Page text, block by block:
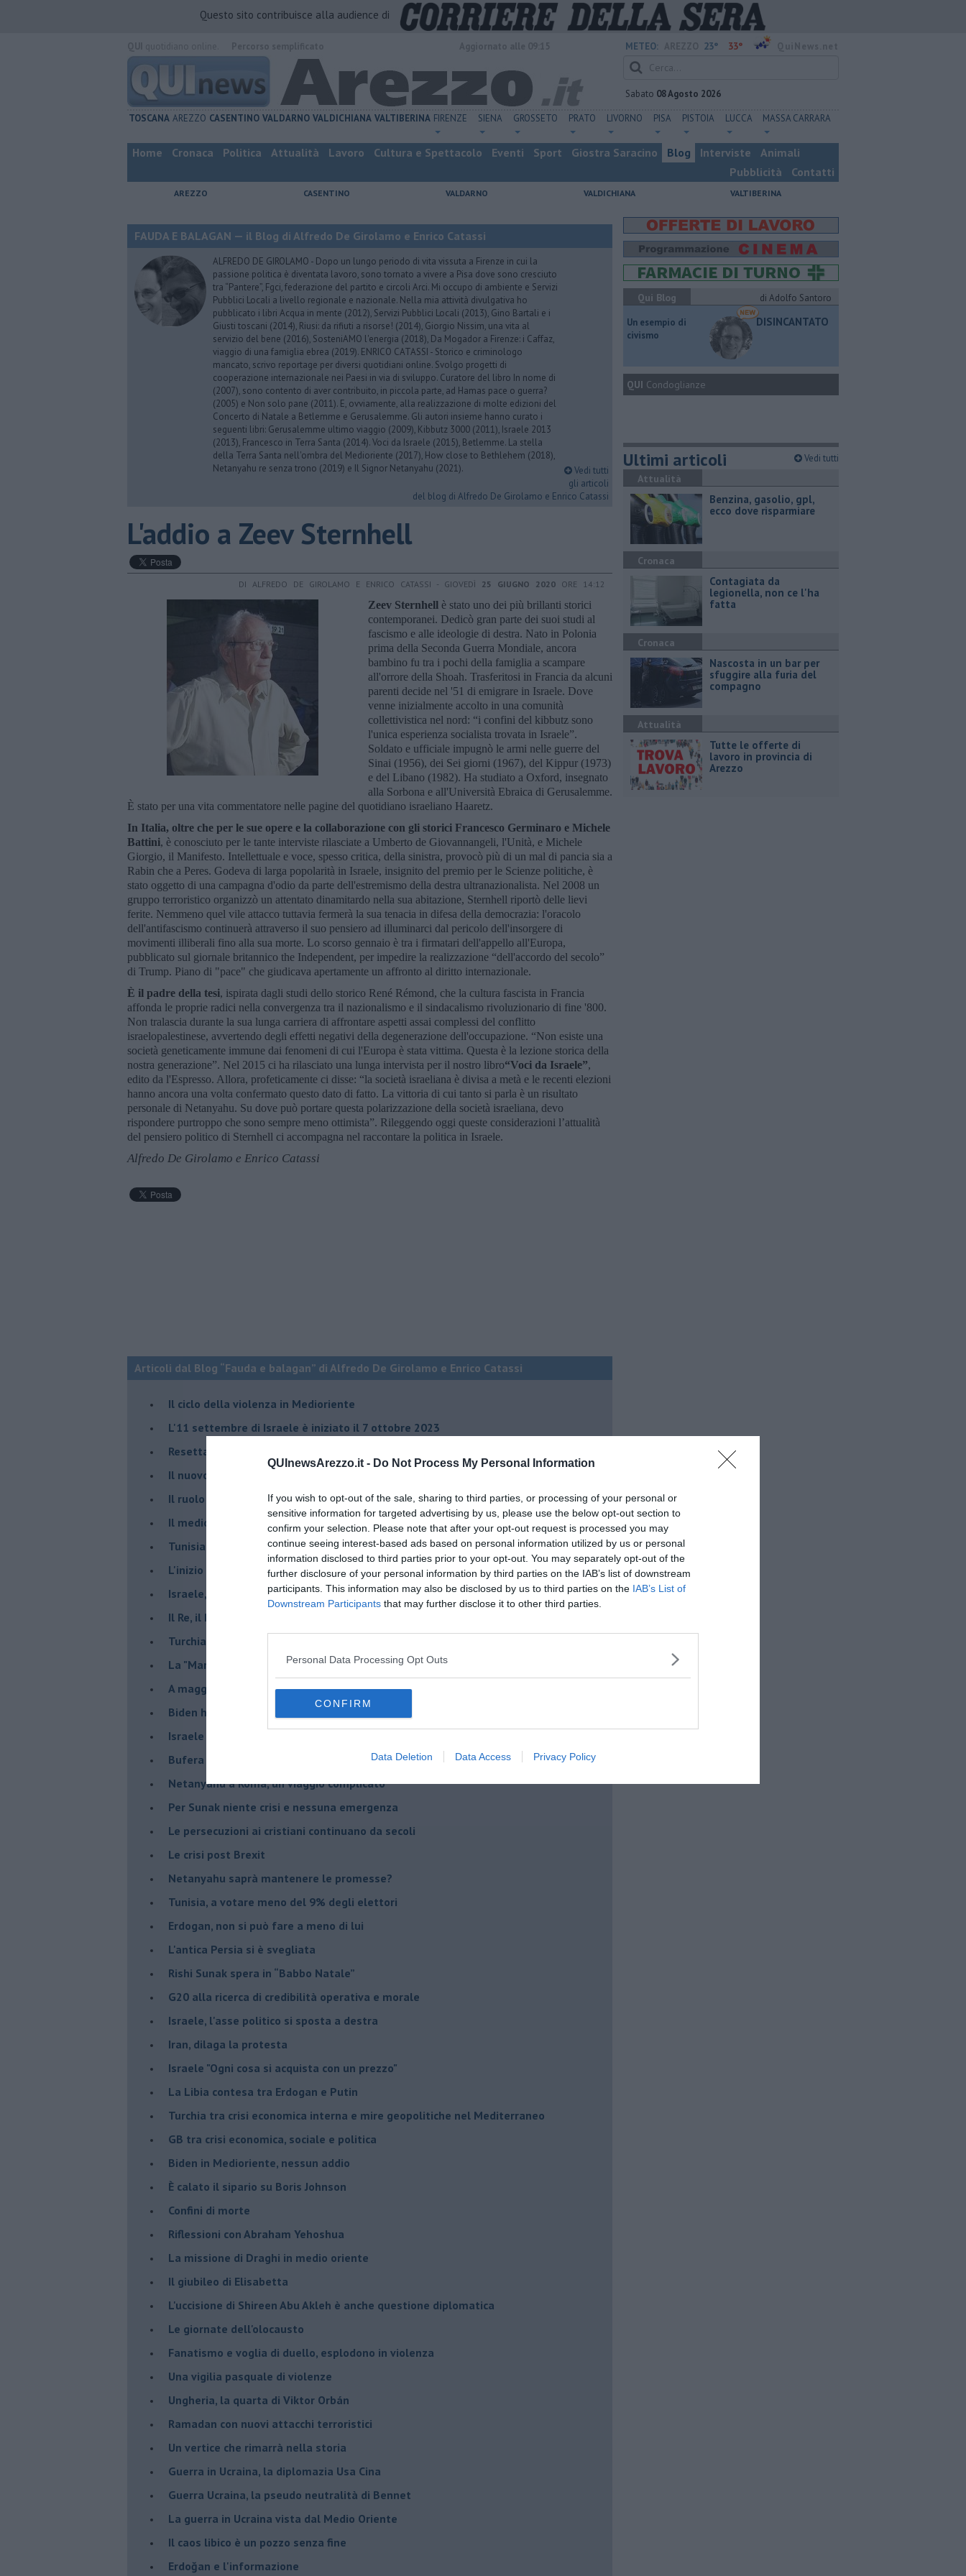
QUInewsArezzo.it - Do Not Process My Personal Information
If you wish to opt-out of the sale, sharing to third parties, or processing of your personal or
sensitive information for targeted advertising by us, please use the below opt-out section to
confirm your selection. Please note that after your opt-out request is processed you may
continue seeing interest-based ads based on personal information utilized by us or personal
information disclosed to third parties prior to your opt-out. You may separately opt-out of the
further disclosure of your personal information by third parties on the IAB’s list of downstream
participants. This information may also be disclosed by us to third parties on the IAB’s List of
Downstream Participants that may further disclose it to other third parties.
Personal Data Processing Opt Outs
CONFIRM
Data Deletion Data Access Privacy Policy
Questo sito contribuisce alla audience di
METEO: 23° 33°
Sabato 08 Agosto 2026
TOSCANA AREZZO CASENTINO VALDARNO VALDICHIANA VALTIBERINA FIRENZE SIENA GROSSETO PRATO LIVORNO PISA PISTOIA LUCCA MASSA CARRARA
Home Cronaca Politica Attualità Lavoro Cultura e Spettacolo Eventi Sport Giostra Saracino Blog Interviste
Animali
Pubblicità
Contatti
AREZZO CASENTINO VALDARNO VALDICHIANA VALTIBERINA
FAUDA E BALAGAN — il Blog di Alfredo De Girolamo e Enrico Catassi
ALFREDO DE GIROLAMO - Dopo un lungo periodo di vita vissuta a Firenze in cui la
passione politica è diventata lavoro, sono tornato a vivere a Pisa dove sono cresciuto
tra “Pantere”, Fgci, federazione del partito e circoli Arci. Mi occupo di ambiente e Servizi
Pubblici Locali a livello regionale e nazionale. Nella mia attività divulgativa ho
pubblicato i libri Acqua in mente (2012), Servizi Pubblici Locali (2013), Gino Bartali e i
Giusti toscani (2014), Riusi: da rifiuti a risorse! (2014), Giorgio Nissim, una vita al
servizio del bene (2016), SosteniAMO l'energia (2018), Da Mogador a Firenze: i Caffaz,
viaggio di una famiglia ebrea (2019). ENRICO CATASSI - Storico e criminologo
mancato, scrivo reportage per diversi quotidiani online. Svolgo progetti di
cooperazione internazionale nei Paesi in via di sviluppo. Curatore del libro In nome di
(2007), sono contento di aver contribuito, in piccola parte, ad Hamas pace o guerra?
(2005) e Non solo pane (2011). E, ovviamente, alla realizzazione di molte edizioni del
Concerto di Natale a Betlemme e Gerusalemme. Gli autori insieme hanno curato i
seguenti libri: Gerusalemme ultimo viaggio (2009), Kibbutz 3000 (2011), Israele 2013
(2013), Francesco in Terra Santa (2014). Voci da Israele (2015), Betlemme. La stella
della Terra Santa nell'ombra del Medioriente (2017), How close to Bethlehem (2018),
Netanyahu re senza trono (2019) e Il Signor Netanyahu (2021).
Vedi tutti
gli articoli
del blog di Alfredo De Girolamo e Enrico Catassi
L'addio a ​Zeev Sternhell
DI ALFREDO DE GIROLAMO E ENRICO CATASSI - GIOVEDÌ 25 GIUGNO 2020 ORE 14:12
Zeev Sternhell è stato uno dei più brillanti storici
contemporanei. Dedicò gran parte dei suoi studi al
fascismo e alle ideologie di destra. Nato in Polonia
prima della Seconda Guerra Mondiale, ancora
bambino fu tra i pochi della famiglia a scampare
all'orrore della Shoah. Trasferitosi in Francia da alcuni
parenti decide nel '51 di emigrare in Israele. Dove
venne inizialmente accolto in una comunità
collettivistica nel nord: “i confini del kibbutz sono
l'unica esperienza socialista trovata in Israele”.
Soldato e ufficiale impugnò le armi nelle guerre del
Sinai (1956), dei Sei giorni (1967), del Kippur (1973)
e del Libano (1982). Ha studiato a Oxford, insegnato
alla Sorbona e all'Università Ebraica di Gerusalemme.
È stato per una vita commentatore nelle pagine del quotidiano israeliano Haaretz.
In Italia, oltre che per le sue opere e la collaborazione con gli storici Francesco Germinaro e Michele
Battini, è conosciuto per le tante interviste rilasciate a Umberto de Giovannangeli, l'Unità, e Michele
Giorgio, il Manifesto. Intellettuale e voce, spesso critica, della sinistra, provocò più di un mal di pancia sia a
Rabin che a Peres. Godeva di larga popolarità in Israele, insignito del premio per le Scienze politiche, è
stato oggetto di una campagna d'odio da parte dell'estremismo della destra ultranazionalista. Nel 2008 un
gruppo terroristico organizzò un attentato dinamitardo nella sua abitazione, Sternhell riportò delle lievi
ferite. Nemmeno quel vile attacco tuttavia fermerà la sua tenacia in difesa della democrazia: l'oracolo
dell'antifascismo continuerà attraverso il suo pensiero ad illuminarci dal pericolo dell'insorgere di
movimenti illiberali fino alla sua morte. Lo scorso gennaio è tra i firmatari dell'appello all'Europa,
pubblicato sul giornale britannico the Independent, per impedire la realizzazione “dell'accordo del secolo”
di Trump. Piano di "pace" che giudicava apertamente un affronto al diritto internazionale.
È il padre della tesi, ispirata dagli studi dello storico René Rémond, che la cultura fascista in Francia
affonda le proprie radici nella convergenza tra il nazionalismo e il sindacalismo rivoluzionario di fine '800.
Non tralascia durante la sua lunga carriera di affrontare aspetti assai complessi del conflitto
israelopalestinese, avvertendo degli effetti negativi della degenerazione dell'occupazione. “Non esiste una
società geneticamente immune dai fenomeni di cui l'Europa è stata vittima. Questa è la lezione storica della
nostra generazione”. Nel 2015 ci ha rilasciato una lunga intervista per il nostro libro“Voci da Israele”,
edito da l'Espresso. Allora, profeticamente ci disse: “la società israeliana è divisa a metà e le recenti elezioni
hanno ancora una volta confermato questo dato di fatto. La vittoria di cui tanto si parla è un risultato
personale di Netanyahu. Su dove può portare questa polarizzazione della società israeliana, devo
rispondere purtroppo che sono sempre meno ottimista”. Rileggendo oggi queste considerazioni l’attualità
del pensiero politico di Sternhell ci accompagna nel raccontare la politica in Israele.
Alfredo De Girolamo e Enrico Catassi
Articoli dal Blog “Fauda e balagan” di Alfredo De Girolamo e Enrico Catassi
Il ciclo della violenza in Medioriente
L'11 settembre di Israele è iniziato il 7 ottobre 2023
Resettare l’era di Netanyahu
​Il nuovo corso dell’era di Erdogan
Il ruolo delle diplomazie nei conflitti
Il medioriente di Silvio
Tunisia rischiosa e strategica per l'Italia
L'inizio del “secolo della Turchia”
Israele, deciderà il borsone della spesa
Il Re, il Primo Ministro, il Sindaco e la Brexit
Turchia al voto, Erdogan in bilico
La "Marcia dei vivi" per non dimenticare
A maggio le urne decideranno il futuro di Erdoğan
Biden ha fatto infuriare la destra israeliana
Israele rischia una guerra civile
Bufera sull'immigrazione
Netanyahu a Roma, un viaggio complicato
Per Sunak niente crisi e nessuna emergenza
Le persecuzioni ai cristiani continuano da secoli
Le crisi post Brexit
Netanyahu saprà mantenere le promesse?
Tunisia, a votare meno del 9% degli elettori
Erdogan, non si può fare a meno di lui
L'antica Persia si è svegliata
Rishi Sunak spera in “Babbo Natale”
G20 alla ricerca di credibilità operativa e morale
Israele, l'asse politico si sposta a destra
Iran, dilaga la protesta
Israele "Ogni cosa si acquista con un prezzo"
La Libia contesa tra Erdogan e Putin
Turchia tra crisi economica interna e mire geopolitiche nel Mediterraneo
GB tra crisi economica, sociale e politica
Biden in Medioriente, nessun addio
È calato il sipario su Boris Johnson
Confini di morte
Riflessioni con Abraham Yehoshua
La missione di Draghi in medio oriente
Il giubileo di Elisabetta
L'uccisione di Shireen Abu Akleh è anche questione diplomatica
Le giornate dell'olocausto
Fanatismo e voglia di duello, esplodono in violenza
Una vigilia pasquale di violenze
Ungheria, la quarta di Viktor Orbán
Ramadan con nuovi attacchi terroristici
Un vertice che rimarrà nella storia
Guerra in Ucraina, la diplomazia Usa Cina
Guerra Ucraina, la pseudo neutralità di Bennet
La guerra in Ucraina vista dal Medio Oriente
​Il caos libico è un pozzo senza fine
Erdoğan e l'informazione
Qui Blog
di Adolfo Santoro
​Un esempio di
civismo
DISINCANTATO
QUI Condoglianze
Ultimi articoli Vedi tutti
Attualità
​Benzina, gasolio, gpl,
ecco dove risparmiare
Cronaca
Contagiata da
legionella, non ce l'ha
fatta
Cronaca
Nascosta in un bar per
sfuggire alla furia del
compagno
Attualità
​Tutte le offerte di
lavoro in provincia di
Arezzo